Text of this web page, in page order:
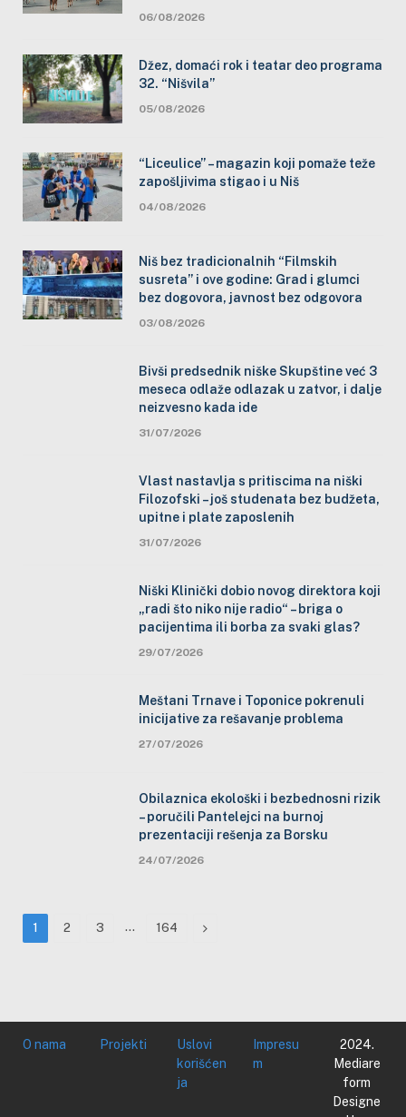
06/08/2026
Džez, domaći rok i teatar deo programa
32. “Nišvila”
05/08/2026
“Liceulice” – magazin koji pomaže teže
zapošljivima stigao i u Niš
04/08/2026
Niš bez tradicionalnih “Filmskih
susreta” i ove godine: Grad i glumci
bez dogovora, javnost bez odgovora
03/08/2026
Bivši predsednik niške Skupštine već 3
meseca odlaže odlazak u zatvor, i dalje
neizvesno kada ide
31/07/2026
Vlast nastavlja s pritiscima na niški
Filozofski – još studenata bez budžeta,
upitne i plate zaposlenih
31/07/2026
Niški Klinički dobio novog direktora koji
„radi što niko nije radio“ – briga o
pacijentima ili borba za svaki glas?
29/07/2026
Meštani Trnave i Toponice pokrenuli
inicijative za rešavanje problema
27/07/2026
Obilaznica ekološki i bezbednosni rizik
– poručili Pantelejci na burnoj
prezentaciji rešenja za Borsku
24/07/2026
1 2 3 … 164 Next
O nama Projekti
Uslovi
korišćen
ja
Impresu
m
2024.
Mediare
form
Designe